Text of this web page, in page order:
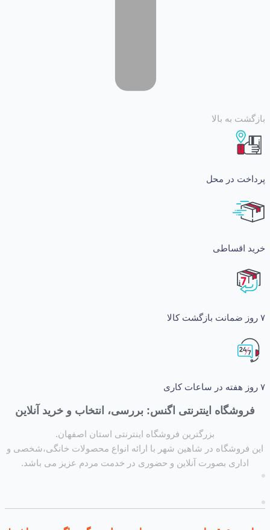
به بالا
در محل
اینترنتی اگنس: بررسی، انتخاب و خرید آنلاین
بزرگترین فروشگاه اینترنتی استان اصفهان.
در شاهین شهر با ارائه انواع محصولات خانگی،شخصی و
بصورت آنلاین و حضوری در خدمت مردم عزیز می باشد.